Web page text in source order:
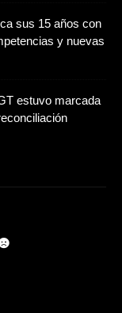
sus 15 años con
y nuevas
estuvo marcada